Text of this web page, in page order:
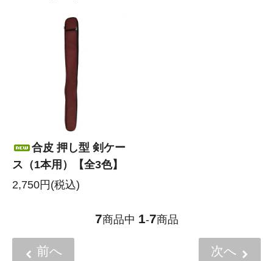
合皮 押し型 剣ケー
ス（1本用）【全3色】
2,750円(税込)
7商品中 1-7商品
前へ 次へ